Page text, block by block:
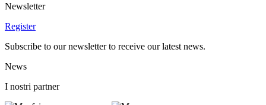
Newsletter
Register
Subscribe to our newsletter to receive our latest news.
News
I nostri partner